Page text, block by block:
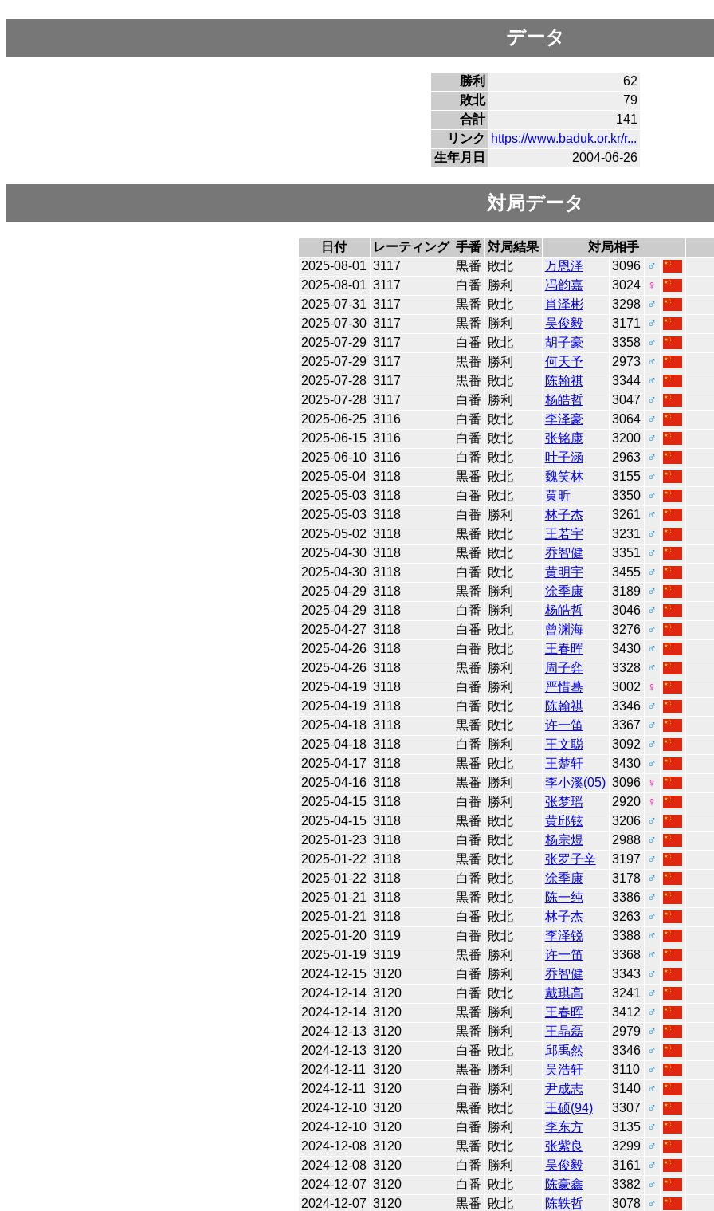
データ
勝利
62
敗北
79
合計
141
リンク
https://www.baduk.or.kr/r...
生年月日
2004-06-26
対局データ
日付 レーティング 手番 対局結果
対局相手
2025-08-01 3117 黒番 敗北 万恩泽 3096
♂
2025-08-01 3117 白番 勝利 冯韵嘉 3024
♀
2025-07-31 3117 黒番 敗北 肖泽彬 3298
♂
2025-07-30 3117 黒番 勝利 吴俊毅 3171
♂
2025-07-29 3117 白番 敗北 胡子豪 3358
♂
2025-07-29 3117 黒番 勝利 何天予 2973
♂
2025-07-28 3117 黒番 敗北 陈翰祺 3344
♂
2025-07-28 3117 白番 勝利 杨皓哲 3047
♂
2025-06-25 3116 白番 敗北 李泽豪 3064
♂
2025-06-15 3116 白番 敗北 张铭康 3200
♂
2025-06-10 3116 白番 敗北 叶子涵 2963
♂
2025-05-04 3118 黒番 敗北 魏笑林 3155
♂
2025-05-03 3118 白番 敗北 黄昕 3350
♂
2025-05-03 3118 白番 勝利 林子杰 3261
♂
2025-05-02 3118 黒番 敗北 王若宇 3231
♂
2025-04-30 3118 黒番 敗北 乔智健 3351
♂
2025-04-30 3118 白番 敗北 黄明宇 3455
♂
2025-04-29 3118 黒番 勝利 涂季康 3189
♂
2025-04-29 3118 白番 勝利 杨皓哲 3046
♂
2025-04-27 3118 白番 敗北 曾渊海 3276
♂
2025-04-26 3118 白番 敗北 王春晖 3430
♂
2025-04-26 3118 黒番 勝利 周子弈 3328
♂
2025-04-19 3118 白番 勝利 严惜蓦 3002
♀
2025-04-19 3118 白番 敗北 陈翰祺 3346
♂
2025-04-18 3118 黒番 敗北 许一笛 3367
♂
2025-04-18 3118 白番 勝利 王文聪 3092
♂
2025-04-17 3118 黒番 敗北 王楚轩 3430
♂
2025-04-16 3118 黒番 勝利 李小溪(05) 3096
♀
2025-04-15 3118 白番 勝利 张梦瑶 2920
♀
2025-04-15 3118 黒番 敗北 黄邱铉 3206
♂
2025-01-23 3118 白番 敗北 杨宗煜 2988
♂
2025-01-22 3118 黒番 敗北 张罗子辛 3197
♂
2025-01-22 3118 白番 敗北 涂季康 3178
♂
2025-01-21 3118 黒番 敗北 陈一纯 3386
♂
2025-01-21 3118 白番 敗北 林子杰 3263
♂
2025-01-20 3119 白番 敗北 李泽锐 3388
♂
2025-01-19 3119 黒番 勝利 许一笛 3368
♂
2024-12-15 3120 白番 勝利 乔智健 3343
♂
2024-12-14 3120 白番 敗北 戴琪高 3241
♂
2024-12-14 3120 黒番 勝利 王春晖 3412
♂
2024-12-13 3120 黒番 勝利 王晶磊 2979
♂
2024-12-13 3120 白番 敗北 邱禹然 3346
♂
2024-12-11 3120 黒番 勝利 吴浩轩 3110
♂
2024-12-11 3120 白番 勝利 尹成志 3140
♂
2024-12-10 3120 黒番 敗北 王硕(94) 3307
♂
2024-12-10 3120 白番 勝利 李东方 3135
♂
2024-12-08 3120 黒番 敗北 张紫良 3299
♂
2024-12-08 3120 白番 勝利 吴俊毅 3161
♂
2024-12-07 3120 白番 敗北 陈豪鑫 3382
♂
2024-12-07 3120 黒番 敗北 陈轶哲 3078
♂